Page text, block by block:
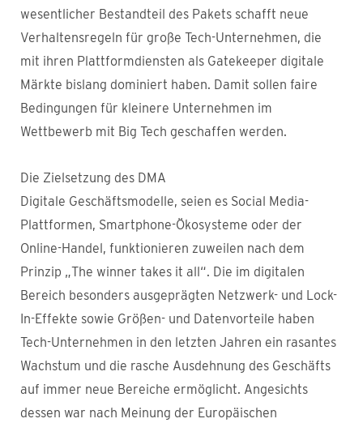
wesentlicher Bestandteil des Pakets schafft neue
Verhaltensregeln für große Tech-Unternehmen, die
mit ihren Plattformdiensten als Gatekeeper digitale
Märkte bislang dominiert haben. Damit sollen faire
Bedingungen für kleinere Unternehmen im
Wettbewerb mit Big Tech geschaffen werden.
Die Zielsetzung des DMA
Digitale Geschäftsmodelle, seien es Social Media-
Plattformen, Smartphone-Ökosysteme oder der
Online-Handel, funktionieren zuweilen nach dem
Prinzip „The winner takes it all“. Die im digitalen
Bereich besonders ausgeprägten Netzwerk- und Lock-
In-Effekte sowie Größen- und Datenvorteile haben
Tech-Unternehmen in den letzten Jahren ein rasantes
Wachstum und die rasche Ausdehnung des Geschäfts
auf immer neue Bereiche ermöglicht. Angesichts
dessen war nach Meinung der Europäischen